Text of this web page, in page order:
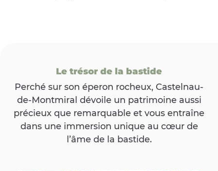
Le trésor de la bastide
Perché sur son éperon rocheux, Castelnau-
de-Montmiral dévoile un patrimoine aussi
précieux que remarquable et vous entraîne
dans une immersion unique au cœur de
l’âme de la bastide.